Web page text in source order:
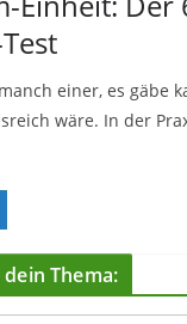
einer, es gäbe
wäre. In der
Thema: